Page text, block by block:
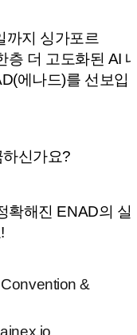
까지 싱가포르
층 더 고도화된 AI
에나드)를 선보입
신가요?
확해진 ENAD의 실
&